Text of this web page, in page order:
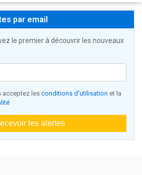
par email
le premier à découvrir les nouveaux
acceptez les conditions d'utilisation et la
les alertes